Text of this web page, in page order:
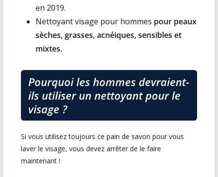
en 2019.
Nettoyant visage pour hommes pour peaux
sèches, grasses, acnéiques, sensibles et
mixtes.
Pourquoi les hommes devraient-
ils utiliser un nettoyant pour le
visage ?
Si vous utilisez toujours ce pain de savon pour vous
laver le visage, vous devez arrêter de le faire
maintenant !